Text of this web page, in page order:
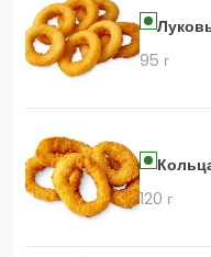
95 г
120 г